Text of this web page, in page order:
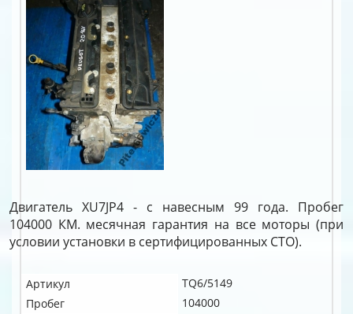
Двигатель XU7JP4 - с навесным 99 года. Пробег
104000 КМ. месячная гарантия на все моторы (при
условии установки в сертифицированных СТО).
Артикул
TQ6/5149
Пробег
104000